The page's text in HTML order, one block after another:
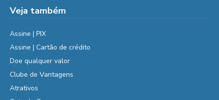
Veja também
Assine | PIX
Assine | Cartão de crédito
Doe qualquer valor
Clube de Vantagens
Atrativos